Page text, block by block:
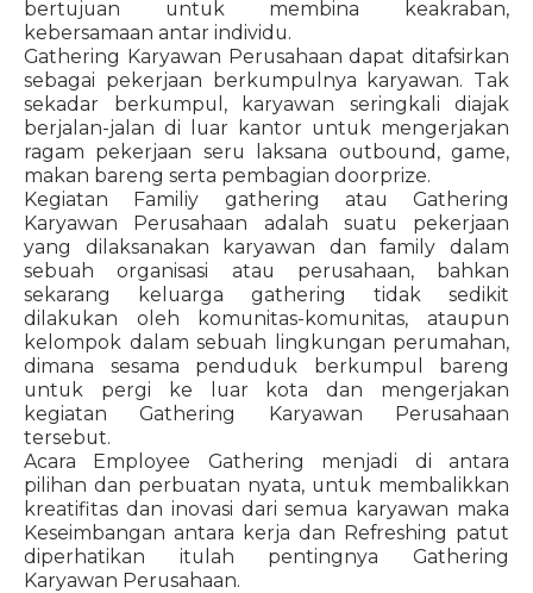
bertujuan untuk membina keakraban,
kebersamaan antar individu.
Gathering Karyawan Perusahaan dapat ditafsirkan
sebagai pekerjaan berkumpulnya karyawan. Tak
sekadar berkumpul, karyawan seringkali diajak
berjalan-jalan di luar kantor untuk mengerjakan
ragam pekerjaan seru laksana outbound, game,
makan bareng serta pembagian doorprize.
Kegiatan Familiy gathering atau Gathering
Karyawan Perusahaan adalah suatu pekerjaan
yang dilaksanakan karyawan dan family dalam
sebuah organisasi atau perusahaan, bahkan
sekarang keluarga gathering tidak sedikit
dilakukan oleh komunitas-komunitas, ataupun
kelompok dalam sebuah lingkungan perumahan,
dimana sesama penduduk berkumpul bareng
untuk pergi ke luar kota dan mengerjakan
kegiatan Gathering Karyawan Perusahaan
tersebut.
Acara Employee Gathering menjadi di antara
pilihan dan perbuatan nyata, untuk membalikkan
kreatifitas dan inovasi dari semua karyawan maka
Keseimbangan antara kerja dan Refreshing patut
diperhatikan itulah pentingnya Gathering
Karyawan Perusahaan.